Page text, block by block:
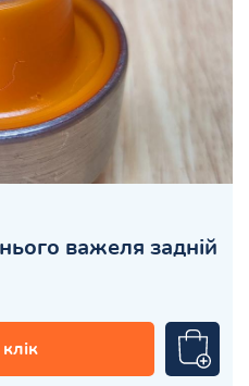
важеля задній